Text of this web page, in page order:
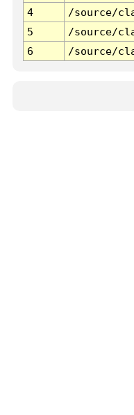
4
/source/
5
/source/
6
/source/